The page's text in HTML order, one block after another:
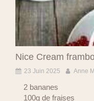
Nice Cream
23 Juin 2025 Anne
2 bananes
100g de fraises